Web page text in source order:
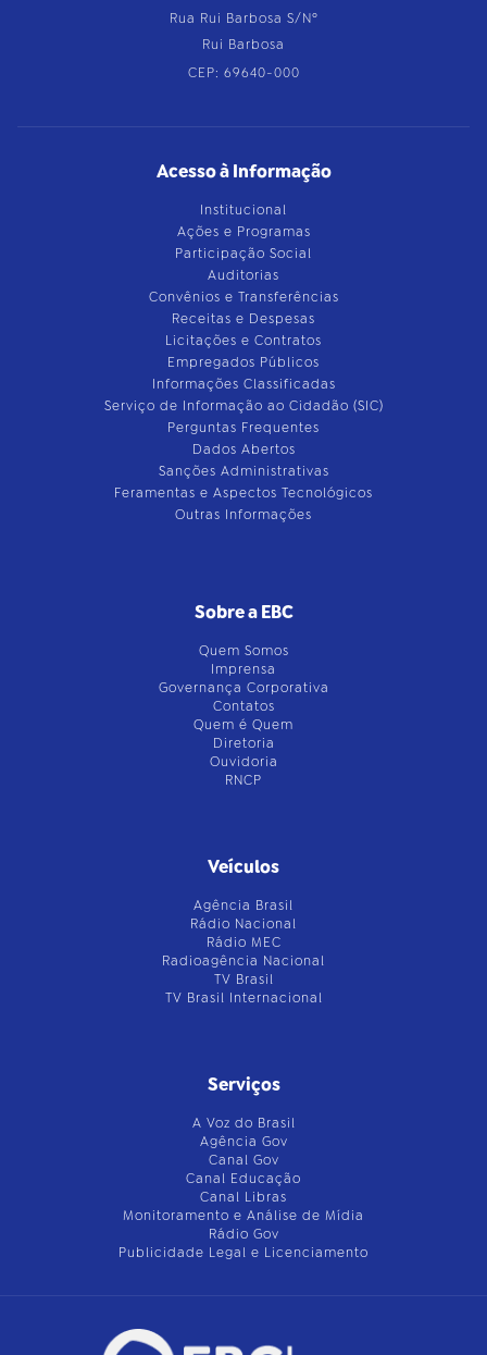
Rua Rui Barbosa S/Nº
Rui Barbosa
CEP: 69640-000
Acesso à Informação
Institucional
Ações e Programas
Participação Social
Auditorias
Convênios e Transferências
Receitas e Despesas
Licitações e Contratos
Empregados Públicos
Informações Classificadas
Serviço de Informação ao Cidadão (SIC)
Perguntas Frequentes
Dados Abertos
Sanções Administrativas
Feramentas e Aspectos Tecnológicos
Outras Informações
Sobre a EBC
Quem Somos
Imprensa
Governança Corporativa
Contatos
Quem é Quem
Diretoria
Ouvidoria
RNCP
Veículos
Agência Brasil
Rádio Nacional
Rádio MEC
Radioagência Nacional
TV Brasil
TV Brasil Internacional
Serviços
A Voz do Brasil
Agência Gov
Canal Gov
Canal Educação
Canal Libras
Monitoramento e Análise de Mídia
Rádio Gov
Publicidade Legal e Licenciamento